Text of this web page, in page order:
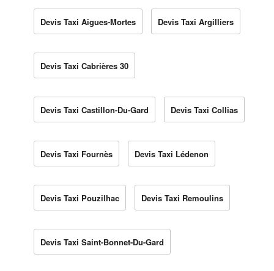
Devis Taxi Aigues-Mortes Devis Taxi Argilliers
Devis Taxi Cabrières 30
Devis Taxi Castillon-Du-Gard Devis Taxi Collias
Devis Taxi Fournès Devis Taxi Lédenon
Devis Taxi Pouzilhac Devis Taxi Remoulins
Devis Taxi Saint-Bonnet-Du-Gard